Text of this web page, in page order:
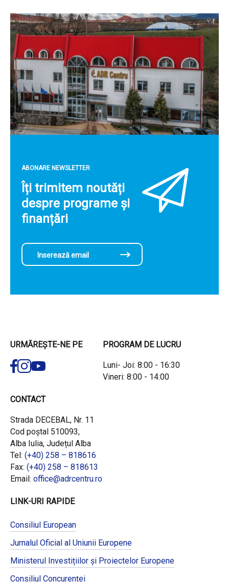
ABONARE NEWSLETTER
Îți trimitem noutăți
despre programe și
finanțări
URMĂREȘTE-NE PE PROGRAM DE LUCRU
Luni- Joi: 8:00 - 16:30
Vineri: 8:00 - 14:00
CONTACT
Strada DECEBAL, Nr. 11
Cod poștal 510093,
Alba Iulia, Județul Alba
Tel: (+40) 258 – 818616
Fax: (+40) 258 – 818613
Email: office@adrcentru.ro
LINK-URI RAPIDE
Consiliul European
Jurnalul Oficial al Uniunii Europene
Ministerul Investițiilor și Proiectelor Europene
Consiliul Concurenței